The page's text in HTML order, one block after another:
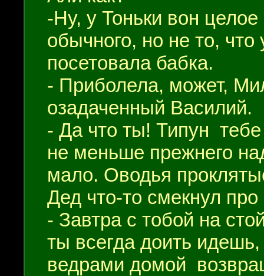
-Ну, у Тоньки вон
обычного, но не то,
посетовала бабка.
- Приболела, может,
озадаченный Василий.
- Да что ты! Типун
не меньше прежнего
мало. Оводья
Дед что-то смекнул
- Завтра с тобой на
ты всегда доить
ведрами домой